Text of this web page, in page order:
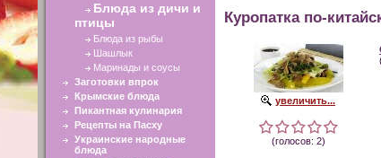
Блюда из дичи и
птицы
Блюда из рыбы
Шашлык
Маринады и соусы
Заготовки впрок
Крымские блюда
Пикантная кулинария
Рецепты на Пасху
Украинские народные
блюда
Куропатка по-
увеличить...
(голосов: 2)